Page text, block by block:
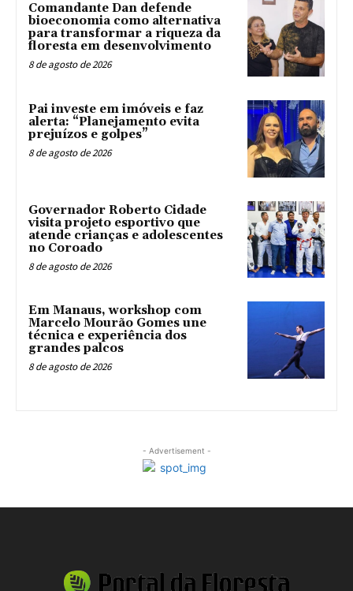
Comandante Dan defende
bioeconomia como alternativa
para transformar a riqueza da
floresta em desenvolvimento
8 de agosto de 2026
Pai investe em imóveis e faz
alerta: “Planejamento evita
prejuízos e golpes”
8 de agosto de 2026
Governador Roberto Cidade
visita projeto esportivo que
atende crianças e adolescentes
no Coroado
8 de agosto de 2026
Em Manaus, workshop com
Marcelo Mourão Gomes une
técnica e experiência dos
grandes palcos
8 de agosto de 2026
- Advertisement -